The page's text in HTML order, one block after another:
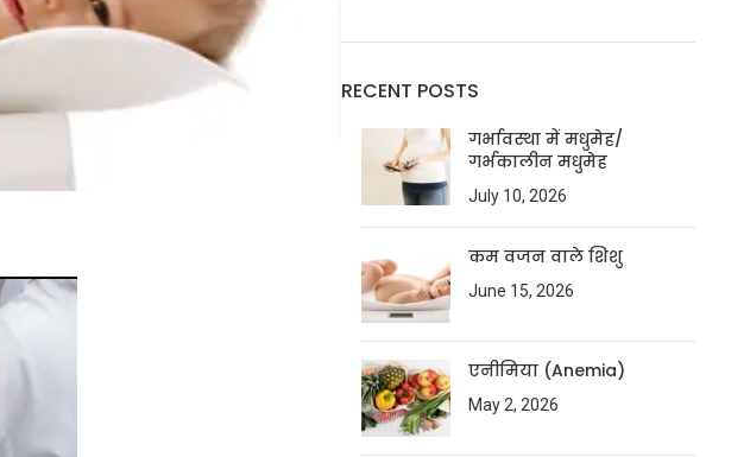
RECENT POSTS
गर्भावस्था में मधुमेह/
गर्भकालीन मधुमेह
July 10, 2026
कम वजन वाले शिशु
June 15, 2026
एनीमिया (Anemia)
May 2, 2026